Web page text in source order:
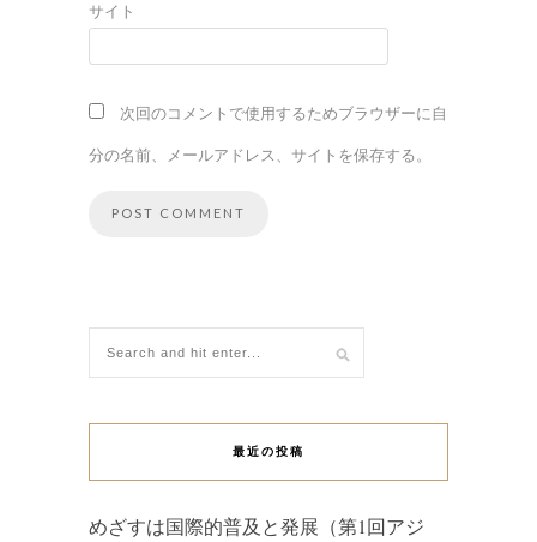
サイト
次回のコメントで使用するためブラウザーに自
分の名前、メールアドレス、サイトを保存する。
最近の投稿
めざすは国際的普及と発展（第1回アジ